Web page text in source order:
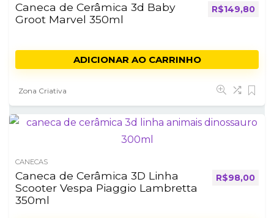
Caneca de Cerâmica 3d Baby
Groot Marvel 350ml
R$149,80
ADICIONAR AO CARRINHO
Zona Criativa
CANECAS
Caneca de Cerâmica 3D Linha
Scooter Vespa Piaggio Lambretta
350ml
R$98,00